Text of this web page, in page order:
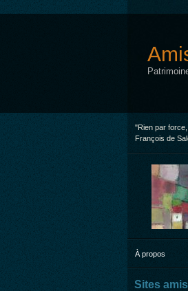
"Rien par
François de
À propos
Sites amis